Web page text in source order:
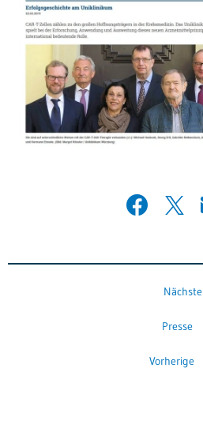
Nächste
Presse
Vorherige